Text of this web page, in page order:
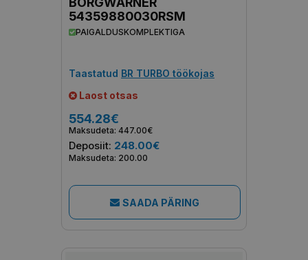
54359880030RSM
PAIGALDUSKOMPLEKTIGA
Taastatud BR TURBO töökojas
Laost otsas
554.28€
Maksudeta: 447.00€
Deposiit: 248.00€
Maksudeta: 200.00
SAADA PÄRING